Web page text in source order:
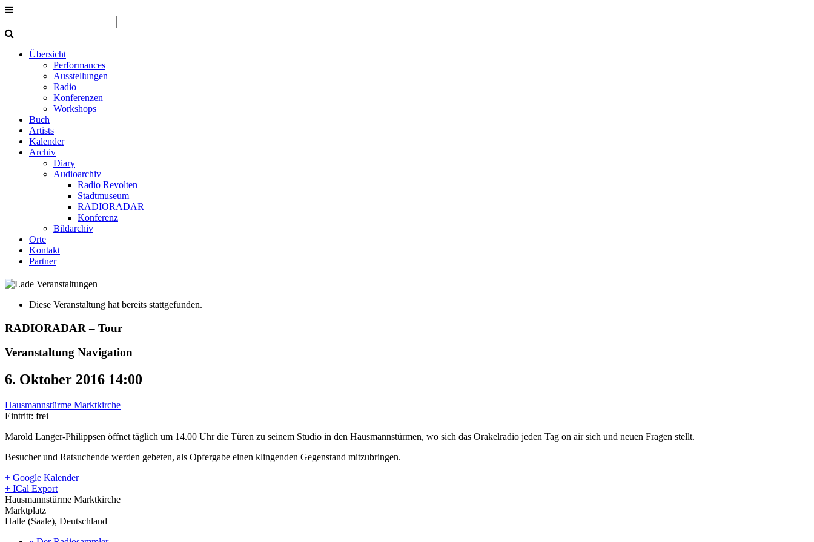
Übersicht
Performances
Ausstellungen
Radio
Konferenzen
Workshops
Buch
Artists
Kalender
Archiv
Diary
Audioarchiv
Radio Revolten
Stadtmuseum
RADIORADAR
Konferenz
Bildarchiv
Orte
Kontakt
Partner
Diese Veranstaltung hat bereits stattgefunden.
RADIORADAR – Tour
Veranstaltung Navigation
6. Oktober 2016 14:00
Hausmannstürme Marktkirche
Eintritt: frei
Marold Langer-Philippsen öffnet täglich um 14.00 Uhr die Türen zu seinem Studio in den Hausmannstürmen, wo sich das Orakelradio jeden Tag on air sich und neuen Fragen stellt.
Besucher und Ratsuchende werden gebeten, als Opfergabe einen klingenden Gegenstand mitzubringen.
+ Google Kalender
+ ICal Export
Hausmannstürme Marktkirche
Marktplatz
Halle (Saale), Deutschland